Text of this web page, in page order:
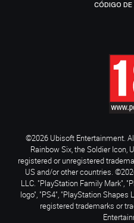
CÓDIGO
©2026 Ubisoft Entertainment.
Rainbow Six, the Soldier Icon,
registered or unregistered
US and/or other countries.
LLC. "PlayStation Family Mark",
logo", "PS4", "PlayStation
registered trademarks or